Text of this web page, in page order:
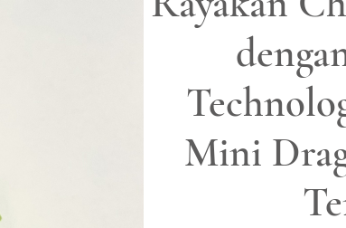
Mini